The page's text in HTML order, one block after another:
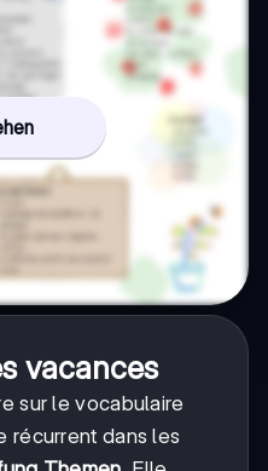
vacances
sur le vocabulaire
récurrent dans les